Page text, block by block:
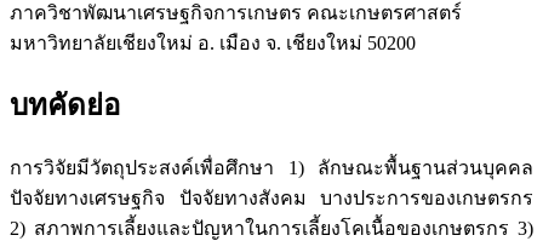
ภาควิชาพัฒนาเศรษฐกิจการเกษตร คณะเกษตรศาสตร์
มหาวิทยาลัยเชียงใหม่ อ. เมือง จ. เชียงใหม่ 50200
บทคัดย่อ
การวิจัยมีวัตถุประสงค์เพื่อศึกษา 1) ลักษณะพื้นฐานส่วนบุคคล
ปัจจัยทางเศรษฐกิจ ปัจจัยทางสังคม บางประการของเกษตรกร
2) สภาพการเลี้ยงและปัญหาในการเลี้ยงโคเนื้อของเกษตรกร 3)